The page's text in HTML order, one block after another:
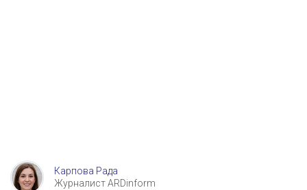
Карпова Рада
Журналист ARDinform